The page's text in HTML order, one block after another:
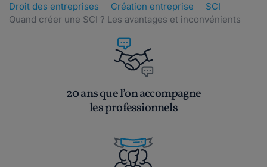
Droit des entreprises
Création entreprise
SCI
Quand créer une SCI ? Les avantages et inconvénients
20 ans que l’on accompagne
les professionnels